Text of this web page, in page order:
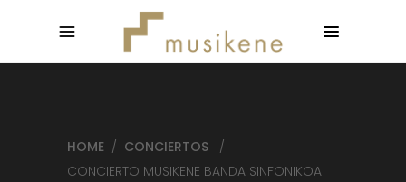
HOME / CONCIERTOS
/
CONCIERTO MUSIKENE BANDA SINFONIKOA